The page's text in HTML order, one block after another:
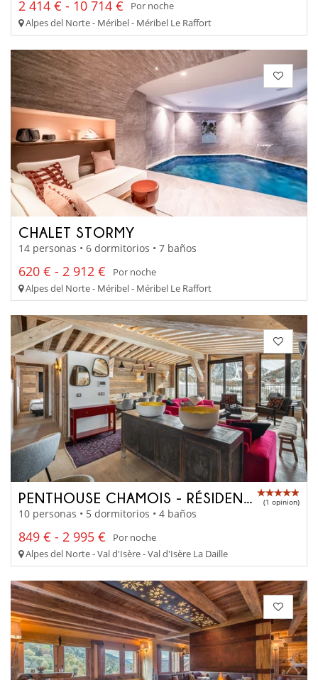
2 414 € - 10 714 €
Por noche
Alpes del Norte - Méribel - Méribel Le Raffort
CHALET STORMY
14 personas • 6 dormitorios • 7 baños
620 € - 2 912 €
Por noche
Alpes del Norte - Méribel - Méribel Le Raffort
PENTHOUSE CHAMOIS - RÉSIDENCE TOVIÈRE (1 opinion)
10 personas • 5 dormitorios • 4 baños
849 € - 2 995 €
Por noche
Alpes del Norte - Val d'Isère - Val d'Isère La Daille